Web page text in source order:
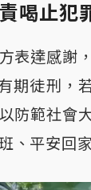
喝止犯
表達感謝
期徒刑，
防範社會
、平安回家